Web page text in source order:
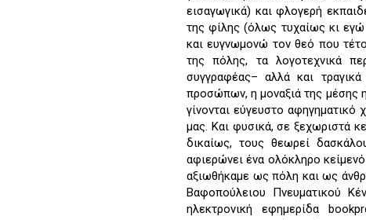
εισαγωγικά) και φλογερή
της φίλης (όλως τυχαίως κι εγώ
και ευγνωμονώ τον θεό που
της πόλης, τα λογοτεχνικά
συγγραφέας– αλλά και
προσώπων, η μοναξιά της μέσης
γίνονται εύγευστο αφηγηματικό
μας. Και φυσικά, σε ξεχωριστά
δικαίως, τους θεωρεί
αφιερώνει ένα ολόκληρο
αξιωθήκαμε ως πόλη και ως
Βαφοπούλειου Πνευματικού
ηλεκτρονική εφημερίδα